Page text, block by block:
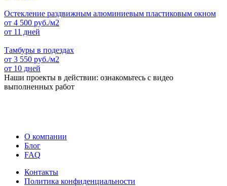
Остекление раздвижным алюминиевым пластиковым окном
от 4 500 руб./м2
от 11 дней
Тамбуры в подездах
от 3 550 руб./м2
от 10 дней
Наши проекты в действии: ознакомьтесь с видео
выполненных работ
О компании
Блог
FAQ
Контакты
Политика конфиденциальности